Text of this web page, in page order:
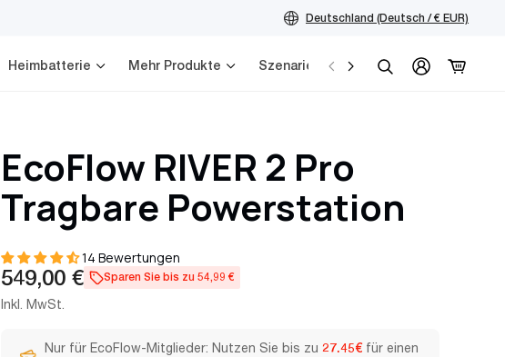
Deutschland (Deutsch / € EUR)
Heimbatterie Mehr Produkte Szenarien
Service
EcoFlow RIVER 2 Pro
Tragbare Powerstation
14 Bewertungen
Regulärer
Preis
549,00 € Sparen Sie bis zu 54,99 €
Inkl. MwSt.
Nur für EcoFlow-Mitglieder: Nutzen Sie bis zu27.45€für einen